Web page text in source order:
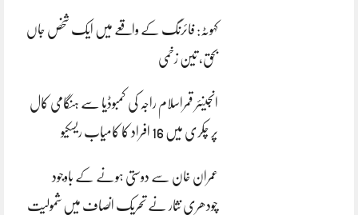
کہوٹہ: فائرنگ کے واقعے میں ایک شخص جاں
بحق، تین زخمی
انجینئر قمراسلام راجہ کی کمبوڈیا سے ہنگامی کال
پر چکری میں 16 افراد کا کامیاب ریسکیو
عمران خان سے دوستی ہونے کے باوجود
چودھری نثار نے تحریک انصاف میں شمولیت